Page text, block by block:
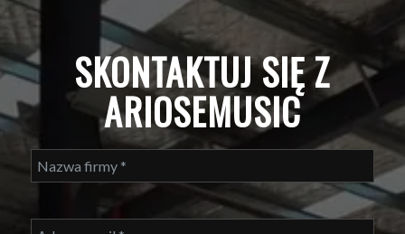
SKONTAKTUJ SIĘ Z
ARIOSEMUSIC